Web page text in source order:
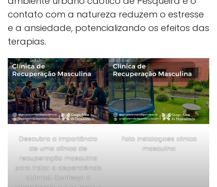
contato com a natureza reduzem o estresse
e a ansiedade, potencializando os efeitos das
terapias.
Descubra a importância
de uma clínica de
recuperação masculina
para tratar a dependência
química. Conheça a
Foto instalaçoes clinica
masculina